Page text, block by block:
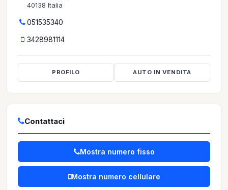
40138 Italia
051535340
3428981114
PROFILO AUTO IN VENDITA
Contattaci
Mostra numero fisso
Mostra numero cellulare